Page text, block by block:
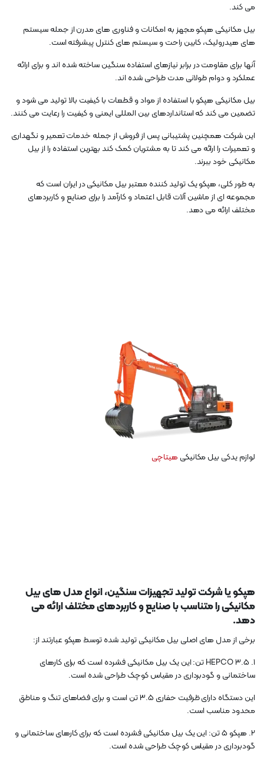
می کند.
بیل مکانیکی هپکو مجهز به امکانات و فناوری های مدرن از جمله سیستم
های هیدرولیک، کابین راحت و سیستم های کنترل پیشرفته است.
آنها برای مقاومت در برابر نیازهای استفاده سنگین ساخته شده اند و برای ارائه
عملکرد و دوام طولانی مدت طراحی شده اند.
بیل مکانیکی هپکو با استفاده از مواد و قطعات با کیفیت بالا تولید می شود و
تضمین می کند که استانداردهای بین المللی ایمنی و کیفیت را رعایت می کنند.
این شرکت همچنین پشتیبانی پس از فروش از جمله خدمات تعمیر و نگهداری
و تعمیرات را ارائه می کند تا به مشتریان کمک کند بهترین استفاده را از بیل
مکانیکی خود ببرند.
به طور کلی، هپکو یک تولید کننده معتبر بیل مکانیکی در ایران است که
مجموعه ای از ماشین آلات قابل اعتماد و کارآمد را برای صنایع و کاربردهای
مختلف ارائه می دهد.
لوازم یدکی بیل مکانیکی هیتاچی
هپکو یا شرکت تولید تجهیزات سنگین، انواع مدل های بیل
مکانیکی را متناسب با صنایع و کاربردهای مختلف ارائه می
دهد.
برخی از مدل های اصلی بیل مکانیکی تولید شده توسط هپکو عبارتند از:
1. HEPCO 3.5 تن: این یک بیل مکانیکی فشرده است که برای کارهای
ساختمانی و گودبرداری در مقیاس کوچک طراحی شده است.
این دستگاه دارای ظرفیت حفاری 3.5 تن است و برای فضاهای تنگ و مناطق
محدود مناسب است.
2. هپکو 5 تن: این یک بیل مکانیکی فشرده است که برای کارهای ساختمانی و
گودبرداری در مقیاس کوچک طراحی شده است.